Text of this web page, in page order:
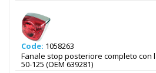
Code: 1058263
Fanale stop posteriore completo con
50-125 (OEM 639281)